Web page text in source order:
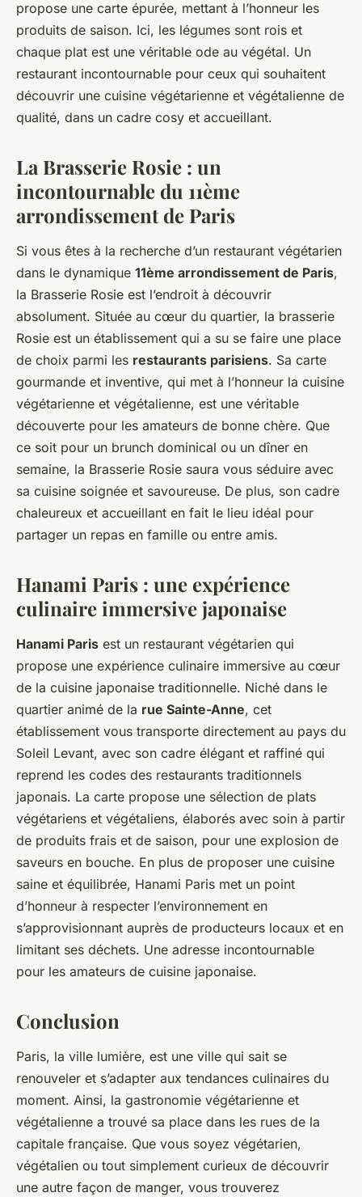
propose une carte épurée, mettant à l’honneur les
produits de saison. Ici, les légumes sont rois et
chaque plat est une véritable ode au végétal. Un
restaurant incontournable pour ceux qui souhaitent
découvrir une cuisine végétarienne et végétalienne de
qualité, dans un cadre cosy et accueillant.
La Brasserie Rosie : un
incontournable du 11ème
arrondissement de Paris
Si vous êtes à la recherche d’un restaurant végétarien
dans le dynamique 11ème arrondissement de Paris,
la Brasserie Rosie est l’endroit à découvrir
absolument. Située au cœur du quartier, la brasserie
Rosie est un établissement qui a su se faire une place
de choix parmi les restaurants parisiens. Sa carte
gourmande et inventive, qui met à l’honneur la cuisine
végétarienne et végétalienne, est une véritable
découverte pour les amateurs de bonne chère. Que
ce soit pour un brunch dominical ou un dîner en
semaine, la Brasserie Rosie saura vous séduire avec
sa cuisine soignée et savoureuse. De plus, son cadre
chaleureux et accueillant en fait le lieu idéal pour
partager un repas en famille ou entre amis.
Hanami Paris : une expérience
culinaire immersive japonaise
Hanami Paris est un restaurant végétarien qui
propose une expérience culinaire immersive au cœur
de la cuisine japonaise traditionnelle. Niché dans le
quartier animé de la rue Sainte-Anne, cet
établissement vous transporte directement au pays du
Soleil Levant, avec son cadre élégant et raffiné qui
reprend les codes des restaurants traditionnels
japonais. La carte propose une sélection de plats
végétariens et végétaliens, élaborés avec soin à partir
de produits frais et de saison, pour une explosion de
saveurs en bouche. En plus de proposer une cuisine
saine et équilibrée, Hanami Paris met un point
d’honneur à respecter l’environnement en
s’approvisionnant auprès de producteurs locaux et en
limitant ses déchets. Une adresse incontournable
pour les amateurs de cuisine japonaise.
Conclusion
Paris, la ville lumière, est une ville qui sait se
renouveler et s’adapter aux tendances culinaires du
moment. Ainsi, la gastronomie végétarienne et
végétalienne a trouvé sa place dans les rues de la
capitale française. Que vous soyez végétarien,
végétalien ou tout simplement curieux de découvrir
une autre façon de manger, vous trouverez